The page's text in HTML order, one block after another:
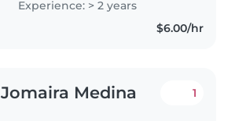
mayoria de mi vida he pasado
Experience: > 2 years
$6.00/hr
Jomaira Medina 1